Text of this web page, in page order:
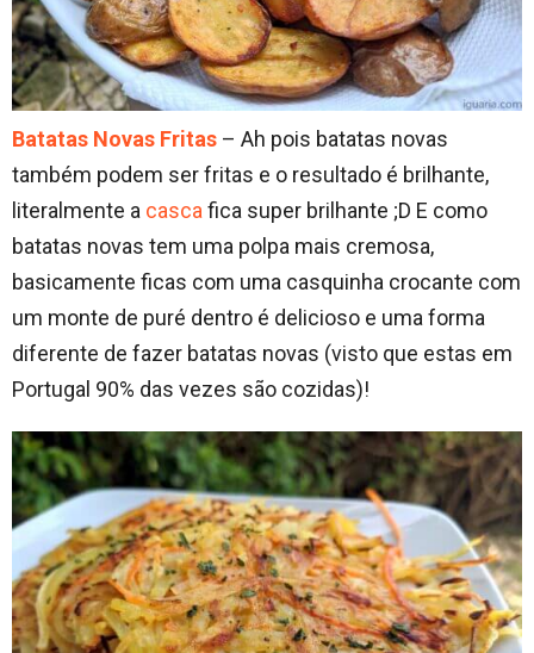
Batatas Novas Fritas – Ah pois batatas novas
também podem ser fritas e o resultado é brilhante,
literalmente a casca fica super brilhante ;D E como
batatas novas tem uma polpa mais cremosa,
basicamente ficas com uma casquinha crocante com
um monte de puré dentro é delicioso e uma forma
diferente de fazer batatas novas (visto que estas em
Portugal 90% das vezes são cozidas)!